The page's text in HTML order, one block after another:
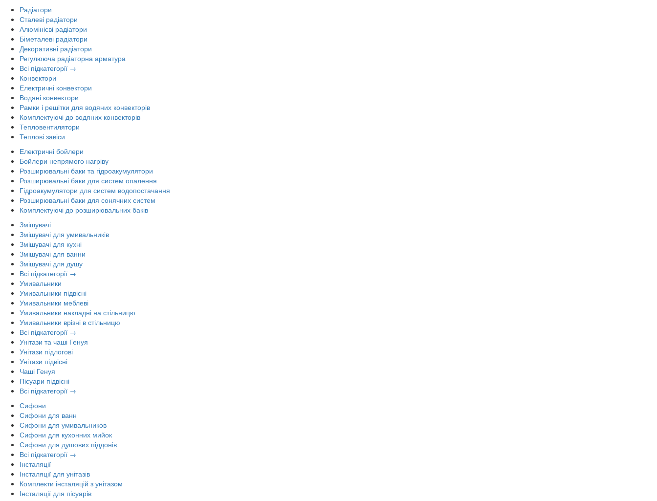
Радіатори
Сталеві радіатори
Алюмінієві радіатори
Біметалеві радіатори
Декоративні радіатори
Регулююча радіаторна арматура
Всі підкатегорії →
Конвектори
Електричні конвектори
Водяні конвектори
Рамки і решітки для водяних конвекторів
Комплектуючі до водяних конвекторів
Тепловентилятори
Теплові завіси
Електричні бойлери
Бойлери непрямого нагріву
Розширювальні баки та гідроакумулятори
Розширювальні баки для систем опалення
Гідроакумулятори для систем водопостачання
Розширювальні баки для сонячних систем
Комплектуючі до розширювальних баків
Змішувачі
Змішувачі для умивальників
Змішувачі для кухні
Змішувачі для ванни
Змішувачі для душу
Всі підкатегорії →
Умивальники
Умивальники підвісні
Умивальники меблеві
Умивальники накладні на стільницю
Умивальники врізні в стільницю
Всі підкатегорії →
Унітази та чаші Генуя
Унітази підлогові
Унітази підвісні
Чаші Генуя
Пісуари підвісні
Всі підкатегорії →
Сифони
Сифони для ванн
Сифони для умивальников
Сифони для кухонних мийок
Сифони для душових піддонів
Всі підкатегорії →
Інсталяції
Інсталяції для унітазів
Комплекти інсталяцій з унітазом
Інсталяції для пісуарів